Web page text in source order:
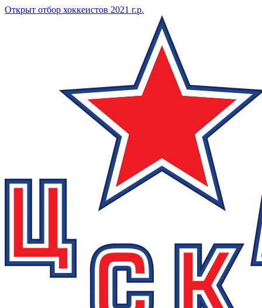
Открыт отбор хоккеистов 2021 г.р.